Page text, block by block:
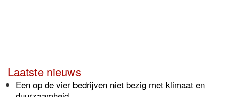
Laatste nieuws
Een op de vier bedrijven niet bezig met klimaat en